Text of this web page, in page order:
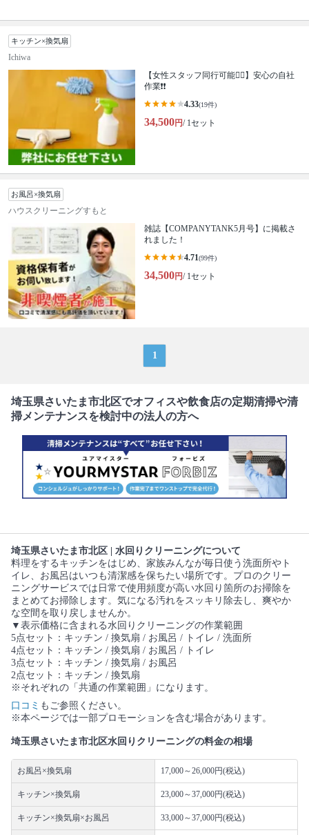
キッチン×換気扇
Ichiwa
【女性スタッフ同行可能🙆‍♀️】安心の自社
作業❗️❗️
4.33(19件)
34,500円/ 1セット
お風呂×換気扇
ハウスクリーニングすもと
雑誌【COMPANYTANK5月号】に掲載さ
れました！
4.71(99件)
34,500円/ 1セット
1
埼玉県さいたま市北区でオフィスや飲食店の定期清掃や清
掃メンテナンスを検討中の法人の方へ
埼玉県さいたま市北区 | 水回りクリーニングについて
料理をするキッチンをはじめ、家族みんなが毎日使う洗面所やト
イレ、お風呂はいつも清潔感を保ちたい場所です。プロのクリー
ニングサービスでは日常で使用頻度が高い水回り箇所のお掃除を
まとめてお掃除します。気になる汚れをスッキリ除去し、爽やか
な空間を取り戻しませんか。
▼表示価格に含まれる水回りクリーニングの作業範囲
5点セット：キッチン / 換気扇 / お風呂 / トイレ / 洗面所
4点セット：キッチン / 換気扇 / お風呂 / トイレ
3点セット：キッチン / 換気扇 / お風呂
2点セット：キッチン / 換気扇
※それぞれの「共通の作業範囲」になります。
口コミ もご参照ください。
※本ページでは一部プロモーションを含む場合があります。
埼玉県さいたま市北区水回りクリーニングの料金の相場
お風呂×換気扇 17,000～26,000円(税込)
キッチン×換気扇 23,000～37,000円(税込)
キッチン×換気扇×お風呂 33,000～37,000円(税込)